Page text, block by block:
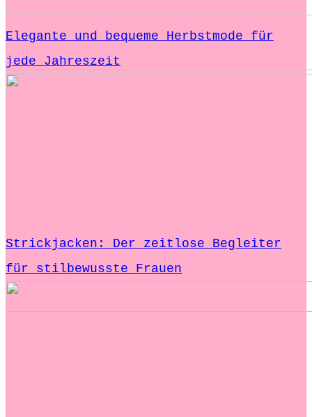
Elegante und bequeme Herbstmode für
jede Jahreszeit
Strickjacken: Der zeitlose Begleiter
für stilbewusste Frauen